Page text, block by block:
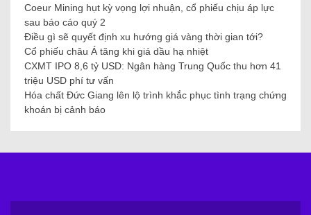
Coeur Mining hụt kỳ vọng lợi nhuận, cổ phiếu chịu áp lực
sau báo cáo quý 2
Điều gì sẽ quyết định xu hướng giá vàng thời gian tới?
Cổ phiếu châu Á tăng khi giá dầu hạ nhiệt
CXMT IPO 8,6 tỷ USD: Ngân hàng Trung Quốc thu hơn 41
triệu USD phí tư vấn
Hóa chất Đức Giang lên lộ trình khắc phục tình trạng chứng
khoán bị cảnh báo